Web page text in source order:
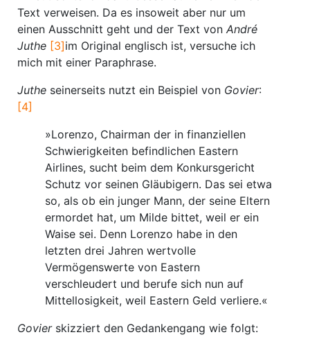
Text verweisen. Da es insoweit aber nur um
einen Ausschnitt geht und der Text von André
Juthe [3]im Original englisch ist, versuche ich
mich mit einer Paraphrase.
Juthe seinerseits nutzt ein Beispiel von Govier:
[4]
»Lorenzo, Chairman der in finanziellen
Schwierigkeiten befindlichen Eastern
Airlines, sucht beim dem Konkursgericht
Schutz vor seinen Gläubigern. Das sei etwa
so, als ob ein junger Mann, der seine Eltern
ermordet hat, um Milde bittet, weil er ein
Waise sei. Denn Lorenzo habe in den
letzten drei Jahren wertvolle
Vermögenswerte von Eastern
verschleudert und berufe sich nun auf
Mittellosigkeit, weil Eastern Geld verliere.«
Govierskizziert den Gedankengang wie folgt: